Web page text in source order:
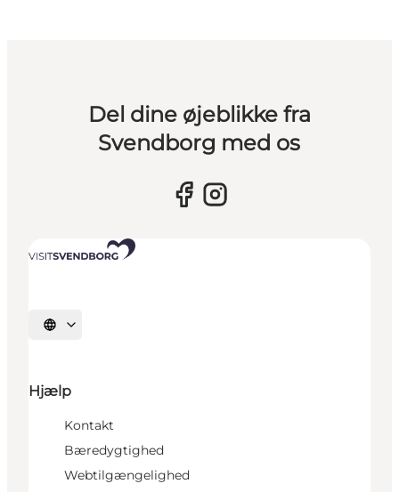
Del dine øjeblikke fra
Svendborg med os
Vælg sprog
Hjælp
Kontakt
Bæredygtighed
Webtilgængelighed